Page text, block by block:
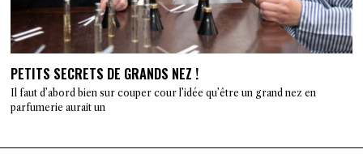
PETITS SECRETS DE GRANDS NEZ !
Il faut d’abord bien sur couper cour l’idée qu’être un grand nez en
parfumerie aurait un